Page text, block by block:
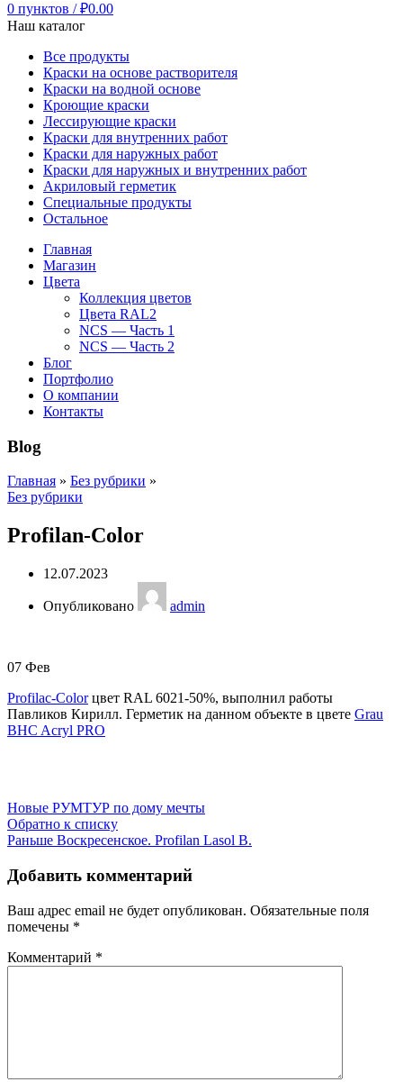
0 пунктов / ₽0.00
Наш каталог
Все продукты
Краски на основе растворителя
Краски на водной основе
Кроющие краски
Лессирующие краски
Краски для внутренних работ
Краски для наружных работ
Краски для наружных и внутренних работ
Акриловый герметик
Специальные продукты
Остальное
Главная
Магазин
Цвета
Коллекция цветов
Цвета RAL2
NCS — Часть 1
NCS — Часть 2
Блог
Портфолио
О компании
Контакты
Blog
Главная » Без рубрики »
Без рубрики
Profilan-Color
12.07.2023
Опубликовано admin
07 Фев
Profilac-Colorцвет RAL 6021-50%, выполнил работы
Павликов Кирилл. Герметик на данном объекте в цвете Grau
BHC Acryl PRO
Новые РУМТУР по дому мечты
Обратно к списку
Раньше Воскресенское. Profilan Lasol B.
Добавить комментарий
Ваш адрес email не будет опубликован. Обязательные поля
помечены *
Комментарий *